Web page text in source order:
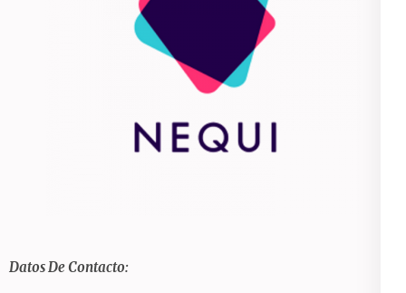
Datos De Contacto: